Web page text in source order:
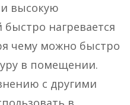
высокую
нагревается
чему можно быстро
в помещении.
с другими